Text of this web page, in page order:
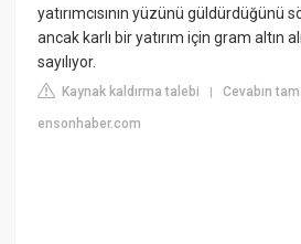
yatırımcısının yüzünü güldürdüğünü
ancak karlı bir yatırım için gram altın
sayılıyor.
Kaynak kaldırma talebi |Cevabın
ensonhaber.com